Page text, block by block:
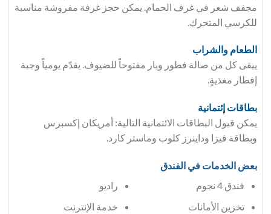
مجفف شعر في غرف الحمام. يمكن حجز غرفة مفروشة مناسبة
للكرسي المتحرك.
الطعام والشراب
يبقى كل من صالة فطور وبار مفتوحاً للضيوف. يقدّم يومياً وجبة
إفطار مغذيةٍ.
بطاقات إئتمانية
يمكن قبول البطاقات الائتمانية التالية: أمريكان إكسبرس
وبطاقة فيزا وداينرز كلوب وماستر كارد.
بعض الخدمات في الفندق
فندق 4 نجوم
تخزين الأمانات
راديو
خدمة الإنترنت